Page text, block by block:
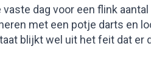
dag voor een flink
met een potje darts en
blijkt wel uit het feit dat er